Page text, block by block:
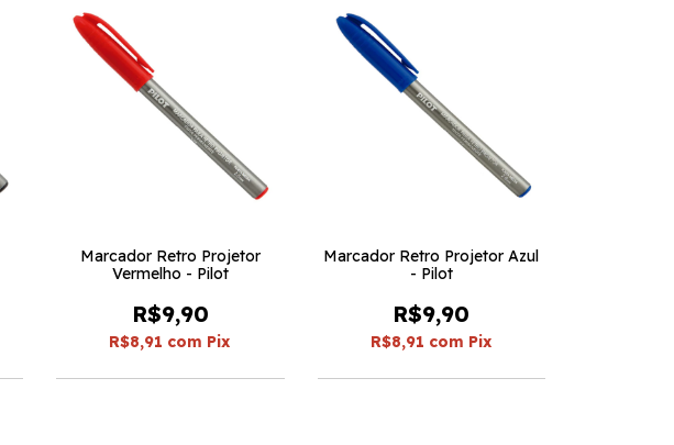
Marcador Retro Projetor
Vermelho - Pilot
R$9,90
R$8,91 com Pix
Marcador Retro Projetor Azul
- Pilot
R$9,90
R$8,91 com Pix